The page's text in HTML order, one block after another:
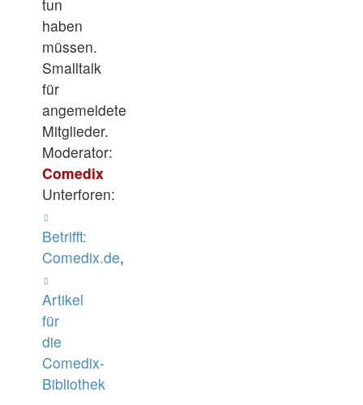
tun
haben
müssen.
Smalltalk
für
angemeldete
Mitglieder.
Moderator:
Comedix
Unterforen:
Betrifft:
Comedix.de,
Artikel
für
die
Comedix-
Bibliothek